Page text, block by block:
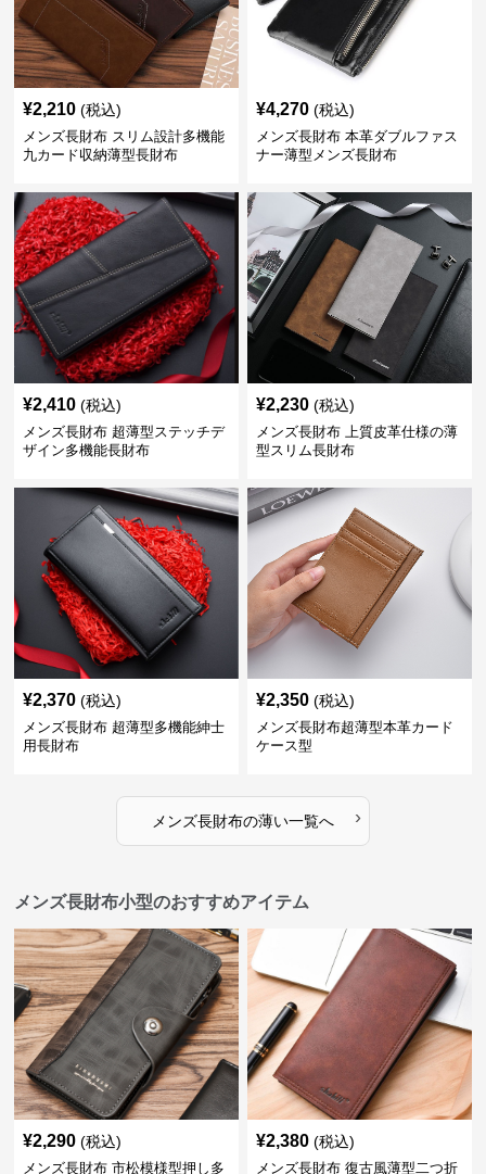
¥2,210 (税込)
メンズ長財布 スリム設計多機能
九カード収納薄型長財布
¥4,270 (税込)
メンズ長財布 本革ダブルファス
ナー薄型メンズ長財布
¥2,410 (税込)
メンズ長財布 超薄型ステッチデ
ザイン多機能長財布
¥2,230 (税込)
メンズ長財布 上質皮革仕様の薄
型スリム長財布
¥2,370 (税込)
メンズ長財布 超薄型多機能紳士
用長財布
¥2,350 (税込)
メンズ長財布超薄型本革カード
ケース型
メンズ長財布の薄い一覧へ ›
メンズ長財布小型のおすすめアイテム
¥2,290 (税込)
メンズ長財布 市松模様型押し多
¥2,380 (税込)
メンズ長財布 復古風薄型二つ折